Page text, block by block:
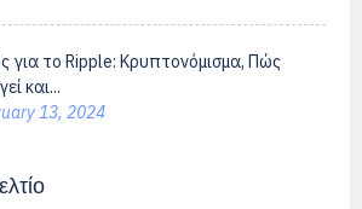
για το Ripple: Κρυπτονόμισμα, Πώς
και...
13, 2024